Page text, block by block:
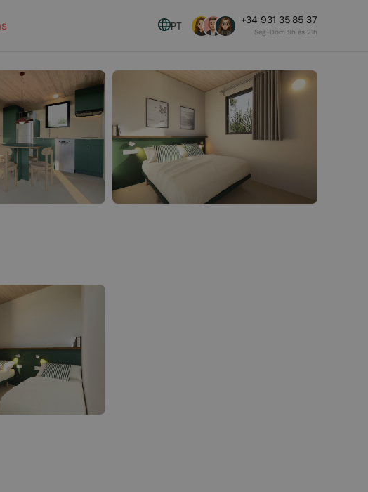
PT +34 931 35 85 37
Seg-Dom 9h às 21h